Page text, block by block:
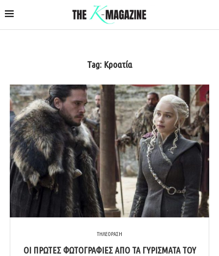
Tag: Κροατία
ΤΗΛΕΟΡΑΣΗ
ΟΙ ΠΡΏΤΕΣ ΦΩΤΟΓΡΑΦΊΕΣ ΑΠΌ ΤΑ ΓΥΡΊΣΜΑΤΑ ΤΟΥ